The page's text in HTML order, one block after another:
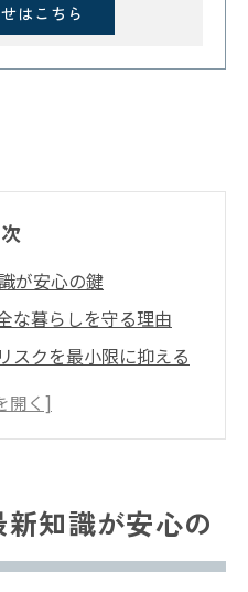
はこちら
が安心の鍵
な暮らしを守る理由
スクを最小限に抑える
険と対策を徹底解説
な失敗例と注意点
知識が安心の